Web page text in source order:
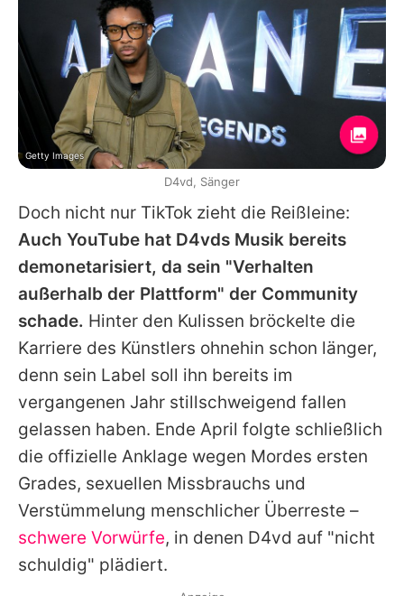
Doch nicht nur TikTok zieht die Reißleine:
Auch YouTube hat D4vds Musik bereits
demonetarisiert, da sein "Verhalten
außerhalb der Plattform" der Community
schade. Hinter den Kulissen bröckelte die
Karriere des Künstlers ohnehin schon länger,
denn sein Label soll ihn bereits im
vergangenen Jahr stillschweigend fallen
gelassen haben. Ende April folgte schließlich
die offizielle Anklage wegen Mordes ersten
Grades, sexuellen Missbrauchs und
Verstümmelung menschlicher Überreste –
schwere Vorwürfe, in denen D4vd auf "nicht
schuldig" plädiert.
Getty Images
D4vd, Sänger